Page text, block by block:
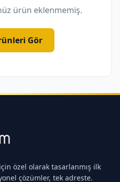
ürün eklenmemiş.
Gör
özel olarak tasarlanmış ilk
çözümler, tek adreste.